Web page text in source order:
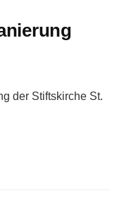
der Stiftskirche St.